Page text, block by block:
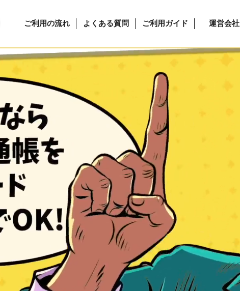
ご利用の流れ よくある質問 ご利用ガイド 運営会社